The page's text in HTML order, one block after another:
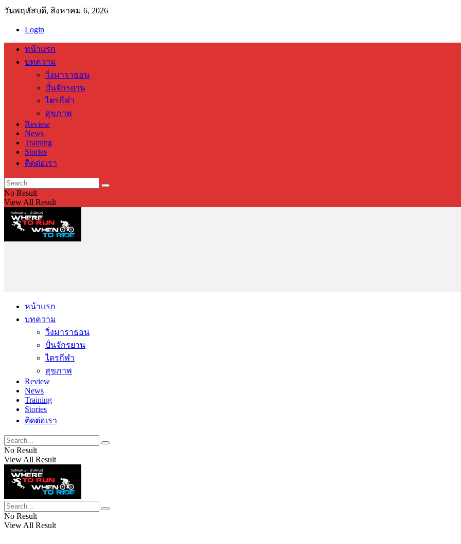
วันพฤหัสบดี, สิงหาคม 6, 2026
Login
หน้าแรก
บทความ
วิ่งมาราธอน
ปั่นจักรยาน
ไตรกีฬา
สุขภาพ
Review
News
Training
Stories
ติดต่อเรา
No Result
View All Result
หน้าแรก
บทความ
วิ่งมาราธอน
ปั่นจักรยาน
ไตรกีฬา
สุขภาพ
Review
News
Training
Stories
ติดต่อเรา
No Result
View All Result
No Result
View All Result